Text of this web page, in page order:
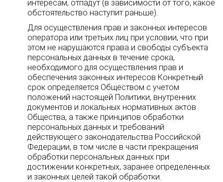
интересам, отпадут (в зависимости от того, какое
обстоятельство наступит раньше).
Для осуществления прав и законных интересов
оператора или третьих лиц при условии, что при
этом не нарушаются права и свободы субъекта
персональных данных в течение срока,
необходимого для осуществления прав и
обеспечения законных интересов Конкретный
срок определяется Обществом с учетом
положений настоящей Политики, внутренних
документов и локальных нормативных актов
Общества, а также принципов обработки
персональных данных и требований
действующего законодательства Российской
Федерации, в том числе в части прекращения
обработки персональных данных при
достижении конкретных, заранее определенных
и законных целей такой обработки.